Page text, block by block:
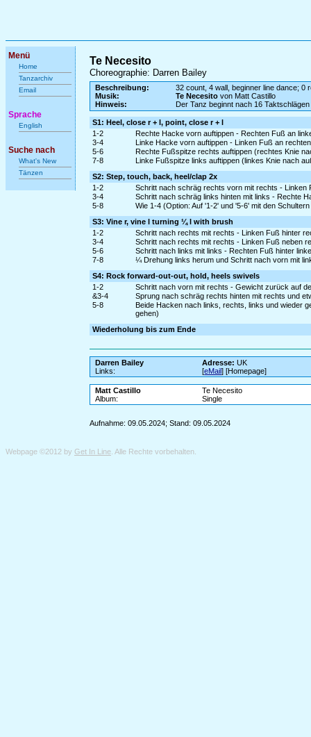
Menü
Home
Tanzarchiv
Email
Sprache
English
Suche nach
What's New
Tänzen
Te Necesito
Choreographie: Darren Bailey
Beschreibung:
32 count, 4 wall, beginner line dance; 0
Musik:
Te Necesitovon Matt Castillo
Hinweis:
Der Tanz beginnt nach 16 Taktschlägen
S1: Heel, close r + l, point, close r + l
1-2
Rechte Hacke vorn auftippen - Rechten Fuß an
3-4
Linke Hacke vorn auftippen - Linken Fuß an
5-6
Rechte Fußspitze rechts auftippen (rechtes Knie
7-8
Linke Fußspitze links auftippen (linkes Knie nach
S2: Step, touch, back, heel/clap 2x
1-2
Schritt nach schräg rechts vorn mit rechts - Linken
3-4
Schritt nach schräg links hinten mit links - Rechte
5-8
Wie 1-4 (Option: Auf '1-2' und '5-6' mit den
S3: Vine r, vine l turning ¼ l with brush
1-2
Schritt nach rechts mit rechts - Linken Fuß hinter
3-4
Schritt nach rechts mit rechts - Linken Fuß neben
5-6
Schritt nach links mit links - Rechten Fuß hinter
7-8
¼ Drehung links herum und Schritt nach vorn mit
S4: Rock forward-out-out, hold, heels swivels
1-2
Schritt nach vorn mit rechts - Gewicht zurück auf
&3-4
Sprung nach schräg rechts hinten mit rechts und
5-8
Beide Hacken nach links, rechts, links und wieder
gehen)
Wiederholung bis zum Ende
Darren Bailey Adresse: UK
Links:
[eMail] [Homepage]
Matt Castillo
Te Necesito
Album:
Single
Aufnahme: 09.05.2024; Stand: 09.05.2024
Webpage ©2012 by Get In Line . Alle Rechte vorbehalten.